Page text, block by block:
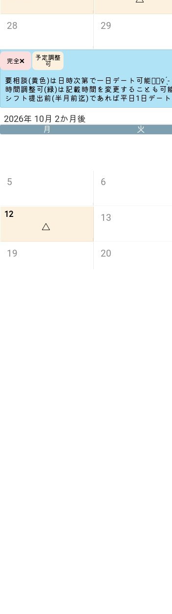
5 6
12
△
13
19 20
2026年 10月 2か月後
月 火
28 29
完全❌
予定調整
可
要相談(黄色)は日時次第で一日デート可能🙆🏻‍♀️ ̖́-‬
時間調整可(緑)は記載時間を変更することも可
シフト提出前(半月前迄)であれば平日1日デー